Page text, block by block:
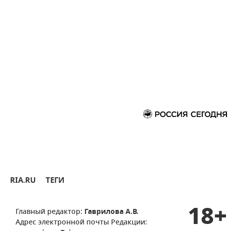
RIA.RU ТЕГИ
Главный редактор: Гаврилова А.В.
Адрес электронной почты Редакции:
18+